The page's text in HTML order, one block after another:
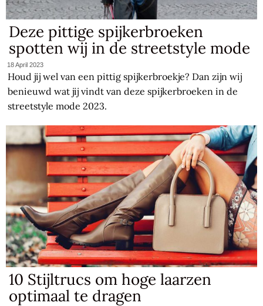
Deze pittige spijkerbroeken
spotten wij in de streetstyle mode
18 April 2023
Houd jij wel van een pittig spijkerbroekje? Dan zijn wij
benieuwd wat jij vindt van deze spijkerbroeken in de
streetstyle mode 2023.
10 Stijltrucs om hoge laarzen
optimaal te dragen